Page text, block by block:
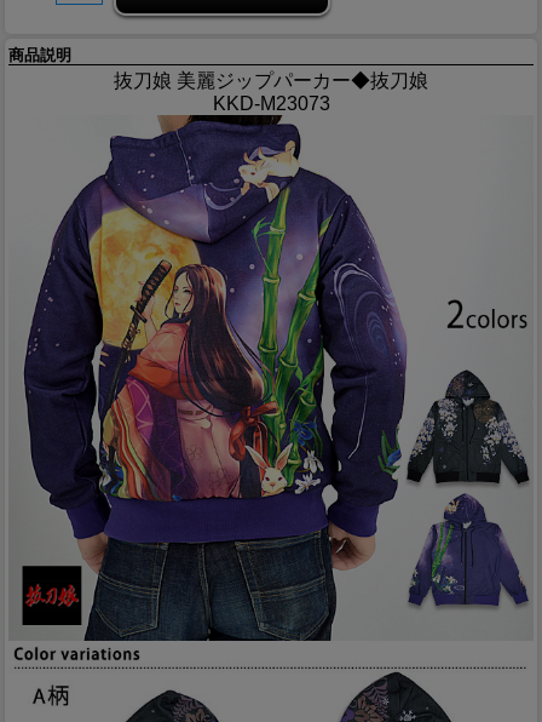
商品説明
抜刀娘 美麗ジップパーカー◆抜刀娘
KKD-M23073